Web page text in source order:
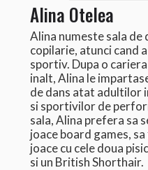
Alina Otelea
Alina numeste sala de
copilarie, atunci cand
sportiv. Dupa o
inalt, Alina le
de dans atat adultilor
si sportivilor de
sala, Alina prefera sa
joace board games,
joace cu cele doua
si un British Shorthair.